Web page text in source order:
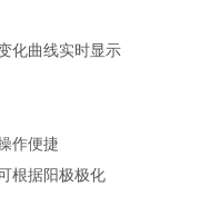
化曲线实时显示
作便捷
根据阳极极化